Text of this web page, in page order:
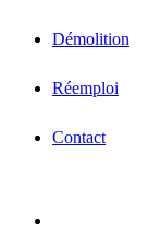
Démolition
Réemploi
Contact